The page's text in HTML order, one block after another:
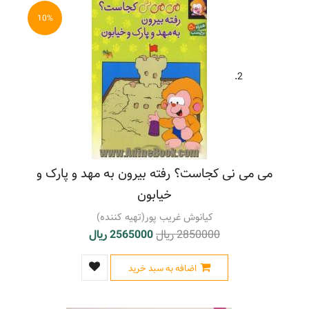
کلیله و دمنه - اقتباس ها
(114)
(86)
کودکان - راه و رسم زندگی - داستان(26)
کودکان - راهنمای مهارت های زندگی - داستان(88)
10%
2.
می می نی کجاست؟ رفته بیرون به مهد و پارک و
خیابون
کیانوش غریب پور(تهیه کننده)
2850000 ریال 2565000 ریال
اضافه به سبد خرید